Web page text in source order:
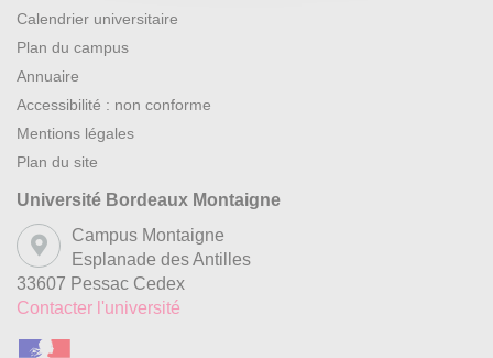
Calendrier universitaire
Plan du campus
Annuaire
Accessibilité : non conforme
Mentions légales
Plan du site
Université Bordeaux Montaigne
Campus Montaigne
Esplanade des Antilles
33607 Pessac Cedex
Contacter l'université